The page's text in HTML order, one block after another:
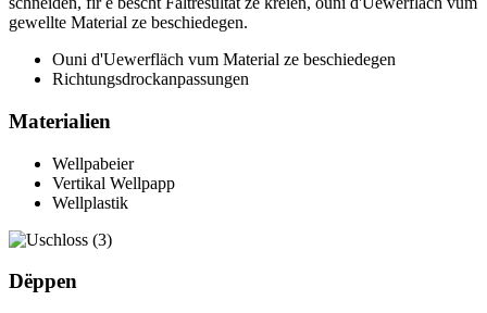
gewellte Material ze beschiedegen.
Ouni d'Uewerfläch vum Material ze beschiedegen
Richtungsdrockanpassungen
Materialien
Wellpabeier
Vertikal Wellpapp
Wellplastik
Dëppen